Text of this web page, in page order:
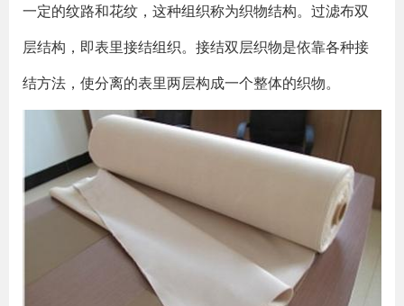
一定的纹路和花纹，这种组织称为织物结构。过滤布双
层结构，即表里接结组织。接结双层织物是依靠各种接
结方法，使分离的表里两层构成一个整体的织物。